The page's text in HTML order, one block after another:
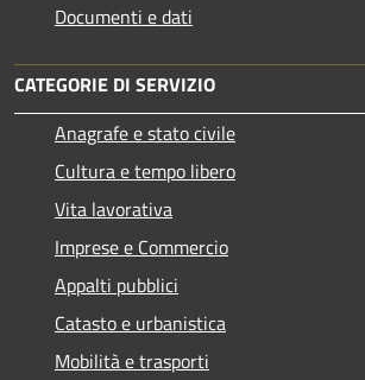
Documenti e dati
CATEGORIE DI SERVIZIO
Anagrafe e stato civile
Cultura e tempo libero
Vita lavorativa
Imprese e Commercio
Appalti pubblici
Catasto e urbanistica
Mobilità e trasporti